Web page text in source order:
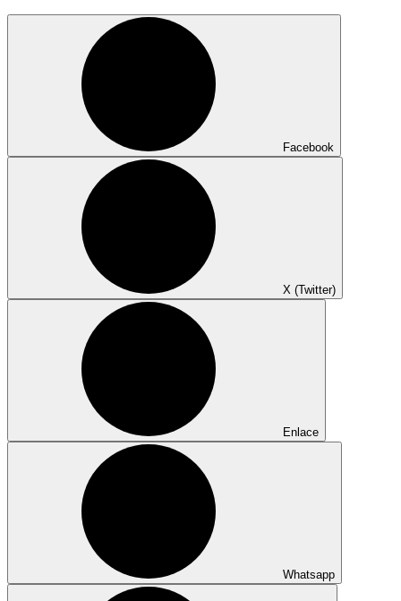
Facebook
X (Twitter)
Enlace
Whatsapp